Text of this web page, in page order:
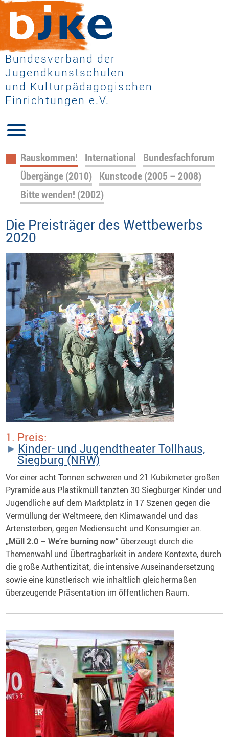
Bundesverband der
Jugendkunstschulen
und Kulturpädagogischen
Einrichtungen e.V.
Navigation
überspringen
Rauskommen! International Bundesfachforum
Übergänge (2010) Kunstcode (2005 – 2008)
Bitte wenden! (2002)
Die Preisträger des Wettbewerbs
2020
1. Preis:
Kinder- und Jugendtheater Tollhaus,
Siegburg (NRW)
Vor einer acht Tonnen schweren und 21 Kubikmeter großen
Pyramide aus Plastikmüll tanzten 30 Siegburger Kinder und
Jugendliche auf dem Marktplatz in 17 Szenen gegen die
Vermüllung der Weltmeere, den Klimawandel und das
Artensterben, gegen Mediensucht und Konsumgier an.
„Müll 2.0 – We’re burning now“ überzeugt durch die
Themenwahl und Übertragbarkeit in andere Kontexte, durch
die große Authentizität, die intensive Auseinandersetzung
sowie eine künstlerisch wie inhaltlich gleichermaßen
überzeugende Präsentation im öffentlichen Raum.